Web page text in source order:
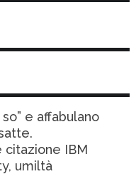
e affabulano
citazione IBM
umiltà